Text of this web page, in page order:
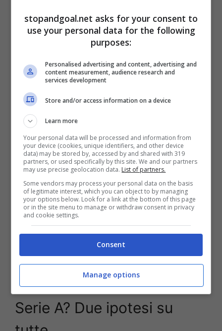
come Commissario Tecnico. Ma questo,
soltanto se Ancelotti risponderà di “sì” alla
proposta sulla quale, la Federcalcio brasiliana,
permanenza al Real Madrid oppure ritorno in
Serie A dove due squadre lo accoglierebbero a
braccia aperte.
Carlo Ancelotti ha avuto l’ultimatum dal Brasile –
Stopandgoal.net (ANSA foto)
Chi prende Ancelotti in
Serie A? Due ipotesi su
stopandgoal.net asks for your consent to
use your personal data for the following
purposes:
Personalised advertising and content, advertising and
content measurement, audience research and
services development
Store and/or access information on a device
Learn more
Your personal data will be processed and information from
your device (cookies, unique identifiers, and other device
data) may be stored by, accessed by and shared with 319
partners, or used specifically by this site. We and our partners
may use precise geolocation data. List of partners.
Some vendors may process your personal data on the basis
of legitimate interest, which you can object to by managing
your options below. Look for a link at the bottom of this page
or in the site menu to manage or withdraw consent in privacy
and cookie settings.
Consent
Manage options